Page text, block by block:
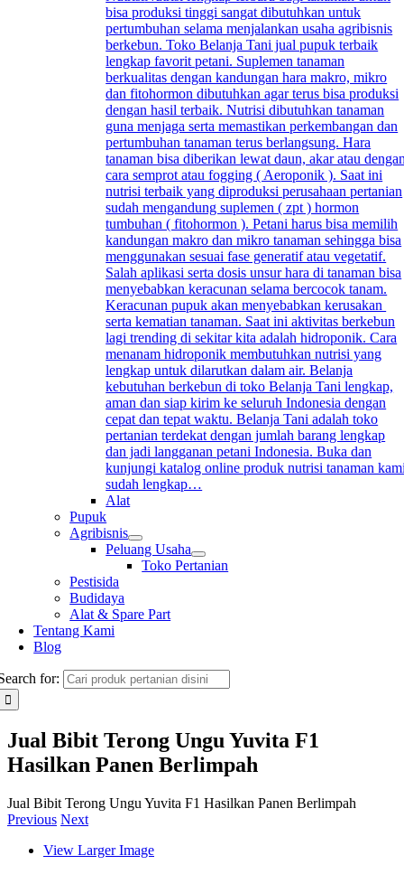
bisa produksi tinggi sangat dibutuhkan untuk
pertumbuhan selama menjalankan usaha agribisnis
berkebun. Toko Belanja Tani jual pupuk terbaik
lengkap favorit petani. Suplemen tanaman
berkualitas dengan kandungan hara makro, mikro
dan fitohormon dibutuhkan agar terus bisa produksi
dengan hasil terbaik. Nutrisi dibutuhkan tanaman
guna menjaga serta memastikan perkembangan dan
pertumbuhan tanaman terus berlangsung. Hara
tanaman bisa diberikan lewat daun, akar atau
cara semprot atau fogging ( Aeroponik ). Saat ini
nutrisi terbaik yang diproduksi perusahaan pertanian
sudah mengandung suplemen ( zpt ) hormon
tumbuhan ( fitohormon ). Petani harus bisa memilih
kandungan makro dan mikro tanaman sehingga bisa
menggunakan sesuai fase generatif atau vegetatif.
Salah aplikasi serta dosis unsur hara di tanaman bisa
menyebabkan keracunan selama bercocok tanam.
Keracunan pupuk akan menyebabkan kerusakan
serta kematian tanaman. Saat ini aktivitas berkebun
lagi trending di sekitar kita adalah hidroponik. Cara
menanam hidroponik membutuhkan nutrisi yang
lengkap untuk dilarutkan dalam air. Belanja
kebutuhan berkebun di toko Belanja Tani lengkap,
aman dan siap kirim ke seluruh Indonesia dengan
cepat dan tepat waktu. Belanja Tani adalah toko
pertanian terdekat dengan jumlah barang lengkap
dan jadi langganan petani Indonesia. Buka dan
kunjungi katalog online produk nutrisi tanaman
sudah lengkap…
Alat
Pupuk
Agribisnis
Peluang Usaha
Toko Pertanian
Pestisida
Budidaya
Alat & Spare Part
Tentang Kami
Blog
for:
Jual Bibit Terong Ungu Yuvita F1
Hasilkan Panen Berlimpah
Jual Bibit Terong Ungu Yuvita F1 Hasilkan Panen Berlimpah
Previous Next
View Larger Image